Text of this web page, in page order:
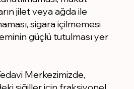
jilet veya ağda ile
sigara içilmemesi
güçlü tutulması yer
Merkezimizde,